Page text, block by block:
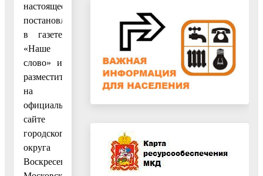
настоящее
постановление
в газете
«Наше
слово» и
разместить
на
официальном
сайте
городского
округа
Воскресенск